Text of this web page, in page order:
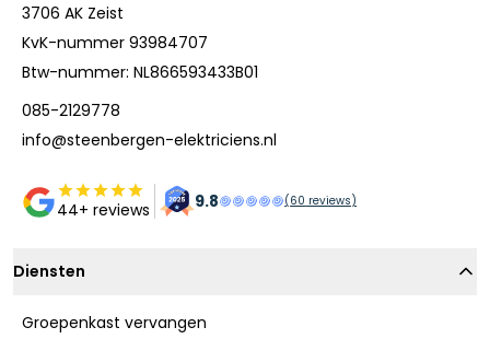
3706 AK Zeist
KvK-nummer 93984707
Btw-nummer: NL866593433B01
085-2129778
info@steenbergen-elektriciens.nl
44+ reviews 9.8 (60 reviews)
Diensten
Groepenkast vervangen